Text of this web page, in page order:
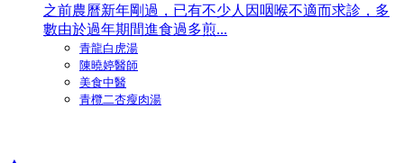
之前農曆新年剛過，已有不少人因咽喉不適而求診，多
數由於過年期間進食過多煎...
青龍白虎湯
陳曉婷醫師
美食中醫
青欖二杏瘦肉湯